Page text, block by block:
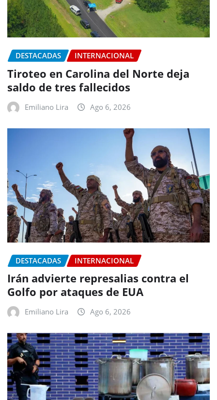
DESTACADAS INTERNACIONAL
Tiroteo en Carolina del Norte deja
saldo de tres fallecidos
Emiliano Lira Ago 6, 2026
DESTACADAS INTERNACIONAL
Irán advierte represalias contra el
Golfo por ataques de EUA
Emiliano Lira Ago 6, 2026